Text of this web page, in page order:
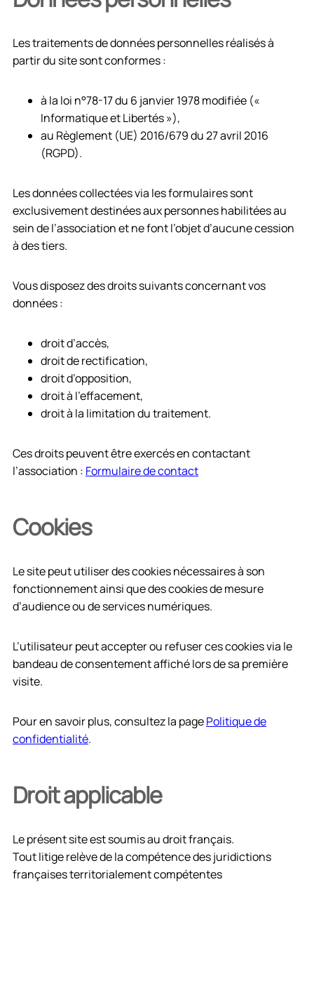
Les traitements de données personnelles réalisés à
partir du site sont conformes :
à la loi n°78-17 du 6 janvier 1978 modifiée («
Informatique et Libertés »),
au Règlement (UE) 2016/679 du 27 avril 2016
(RGPD).
Les données collectées via les formulaires sont
exclusivement destinées aux personnes habilitées au
sein de l’association et ne font l’objet d’aucune cession
à des tiers.
Vous disposez des droits suivants concernant vos
données :
droit d’accès,
droit de rectification,
droit d’opposition,
droit à l’effacement,
droit à la limitation du traitement.
Ces droits peuvent être exercés en contactant
l’association : Formulaire de contact
Cookies
Le site peut utiliser des cookies nécessaires à son
fonctionnement ainsi que des cookies de mesure
d’audience ou de services numériques.
L’utilisateur peut accepter ou refuser ces cookies via le
bandeau de consentement affiché lors de sa première
visite.
Pour en savoir plus, consultez la pagePolitique de
confidentialité.
Droit applicable
Le présent site est soumis au droit français.
Tout litige relève de la compétence des juridictions
françaises territorialement compétentes